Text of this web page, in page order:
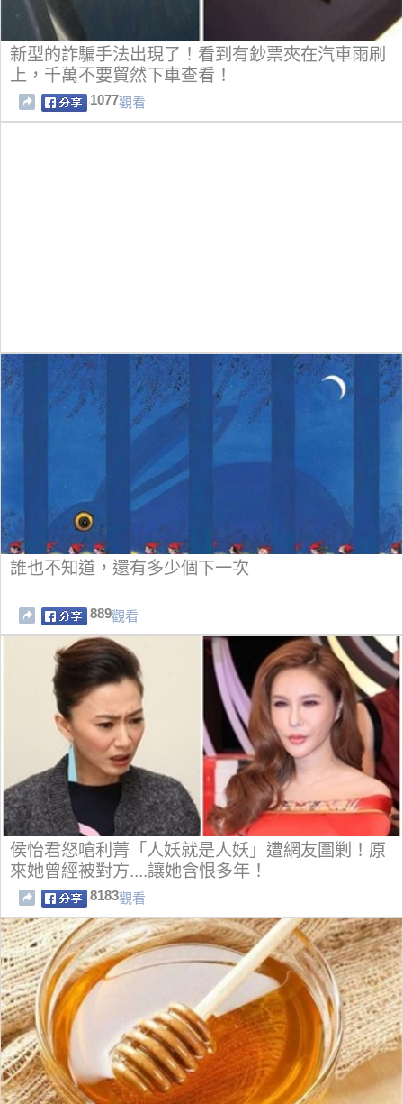
新型的詐騙手法出現了！看到有鈔票夾在汽車雨刷
上，千萬不要貿然下車查看！
1077觀看
誰也不知道，還有多少個下一次
889觀看
侯怡君怒嗆利菁「人妖就是人妖」遭網友圍剿！原
來她曾經被對方....讓她含恨多年！
8183觀看